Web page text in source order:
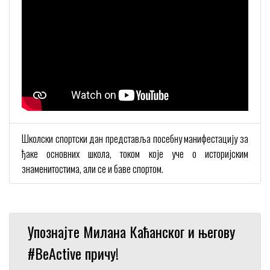
Школски спортски дан представља посебну манифестацију за
ђаке основних школа, током које уче о историјским
знаменитостима, али се и баве спортом.
Упознајте Милана Каћанског и његову
#BeActive причу!